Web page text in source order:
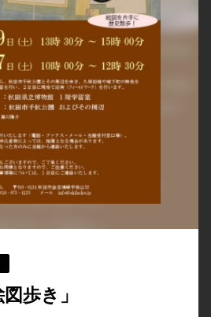
歩き」